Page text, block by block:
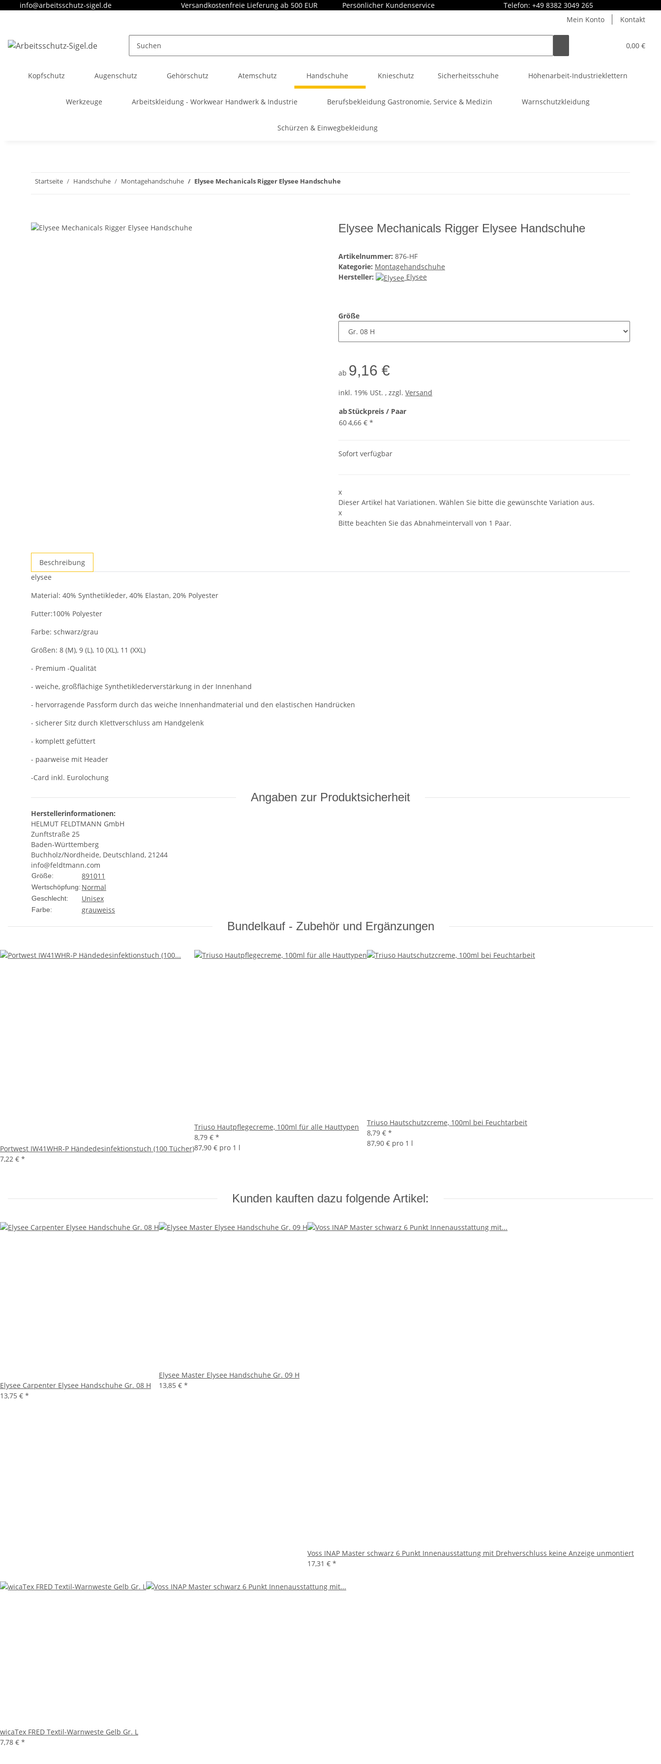
info@arbeitsschutz-sigel.de Versandkostenfreie Lieferung ab 500 EUR Persönlicher Kundenservice
Telefon: +49 8382 3049 265
Mein Konto
Kontakt
0,00 €
Kopfschutz Augenschutz Gehörschutz Atemschutz Handschuhe Knieschutz Sicherheitsschuhe Höhenarbeit-Industrieklettern
Werkzeuge Arbeitskleidung - Workwear Handwerk & Industrie Berufsbekleidung Gastronomie, Service & Medizin Warnschutzkleidung
Schürzen & Einwegbekleidung
Startseite Handschuhe Montagehandschuhe Elysee Mechanicals Rigger Elysee Handschuhe
Elysee Mechanicals Rigger Elysee Handschuhe
Artikelnummer: 876-HF
Kategorie: Montagehandschuhe
Hersteller:
Elysee
Größe
ab 9,16 €
inkl. 19% USt. , zzgl. Versand
abStückpreis / Paar
604,66 € *
Sofort verfügbar
x
Dieser Artikel hat Variationen. Wählen Sie bitte die gewünschte Variation aus.
x
Bitte beachten Sie das Abnahmeintervall von 1 Paar.
Beschreibung
elysee
Material: 40% Synthetikleder, 40% Elastan, 20% Polyester
Futter:100% Polyester
Farbe: schwarz/grau
Größen: 8 (M), 9 (L), 10 (XL), 11 (XXL)
- Premium -Qualität
- weiche, großflächige Synthetiklederverstärkung in der Innenhand
- hervorragende Passform durch das weiche Innenhandmaterial und den elastischen Handrücken
- sicherer Sitz durch Klettverschluss am Handgelenk
- komplett gefüttert
- paarweise mit Header
-Card inkl. Eurolochung
Angaben zur Produktsicherheit
Herstellerinformationen:
HELMUT FELDTMANN GmbH
Zunftstraße 25
Baden-Württemberg
Buchholz/Nordheide, Deutschland, 21244
info@feldtmann.com
Größe: 891011
Wertschöpfung: Normal
Geschlecht: Unisex
Farbe: grauweiss
Bundelkauf - Zubehör und Ergänzungen
Portwest IW41WHR-P Händedesinfektionstuch (100 Tücher)
7,22 € *
Triuso Hautpflegecreme, 100ml für alle Hauttypen
8,79 € *
87,90 € pro 1 l
Triuso Hautschutzcreme, 100ml bei Feuchtarbeit
8,79 € *
87,90 € pro 1 l
Kunden kauften dazu folgende Artikel:
Elysee Carpenter Elysee Handschuhe Gr. 08 H
13,75 € *
Elysee Master Elysee Handschuhe Gr. 09 H
13,85 € *
Voss INAP Master schwarz 6 Punkt Innenausstattung mit Drehverschluss keine Anzeige unmontiert
17,31 € *
wicaTex FRED Textil-Warnweste Gelb Gr. L
7,78 € *